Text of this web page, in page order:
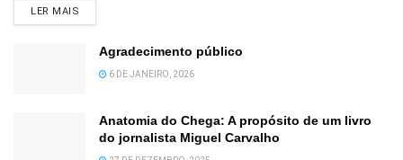
LER MAIS
Agradecimento público
6 DE JANEIRO, 2026
Anatomia do Chega: A propósito de um livro
do jornalista Miguel Carvalho